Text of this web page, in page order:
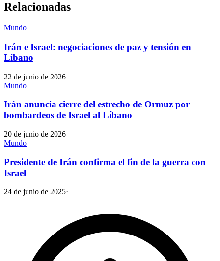
Relacionadas
Mundo
Irán e Israel: negociaciones de paz y tensión en
Líbano
22 de junio de 2026
Mundo
Irán anuncia cierre del estrecho de Ormuz por
bombardeos de Israel al Líbano
20 de junio de 2026
Mundo
Presidente de Irán confirma el fin de la guerra con
Israel
24 de junio de 2025·